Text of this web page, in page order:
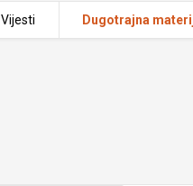
Vijesti Dugotrajna